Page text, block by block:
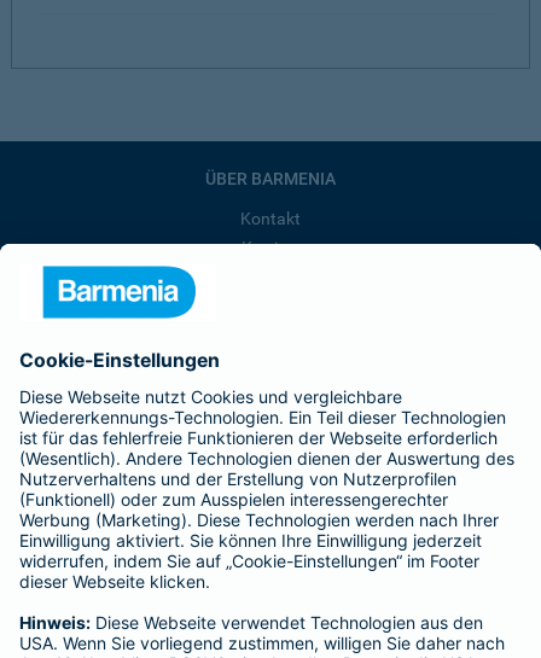
ÜBER BARMENIA
Kontakt
Karriere
Affiliate-Partner werden
Barmenia ist Teil der BarmeniaGothaer
BELIEBTE SEITEN
Kranken-Zusatzversicherung
Tierversicherungen
Haftpflichtversicherung
Hausratversicherung
SERVICE